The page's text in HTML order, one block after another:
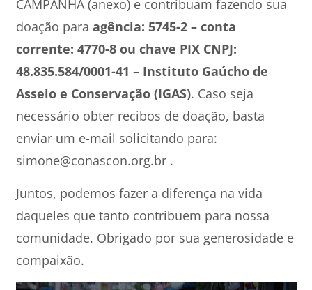
CAMPANHA (anexo) e contribuam fazendo sua
doação para agência: 5745-2 – conta
corrente: 4770-8 ou chave PIX CNPJ:
48.835.584/0001-41 – Instituto Gaúcho de
Asseio e Conservação (IGAS). Caso seja
necessário obter recibos de doação, basta
enviar um e-mail solicitando para:
simone@conascon.org.br .
Juntos, podemos fazer a diferença na vida
daqueles que tanto contribuem para nossa
comunidade. Obrigado por sua generosidade e
compaixão.